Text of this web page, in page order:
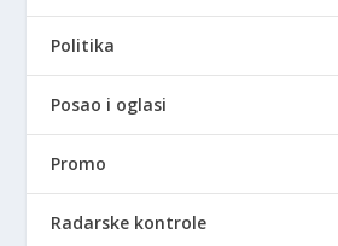
Politika
Posao i oglasi
Promo
Radarske kontrole